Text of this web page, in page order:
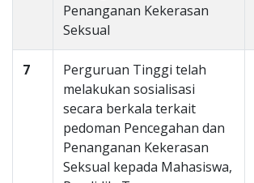
Penanganan Kekerasan
Seksual
7
Perguruan Tinggi telah
melakukan sosialisasi
secara berkala terkait
pedoman Pencegahan dan
Penanganan Kekerasan
Seksual kepada Mahasiswa,